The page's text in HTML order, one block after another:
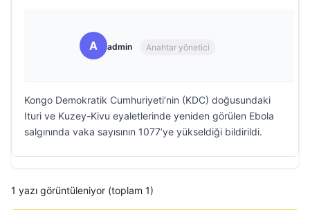
A admin Anahtar yönetici
Kongo Demokratik Cumhuriyeti’nin (KDC) doğusundaki
Ituri ve Kuzey-Kivu eyaletlerinde yeniden görülen Ebola
salgınında vaka sayısının 1077’ye yükseldiği bildirildi.
1 yazı görüntüleniyor (toplam 1)